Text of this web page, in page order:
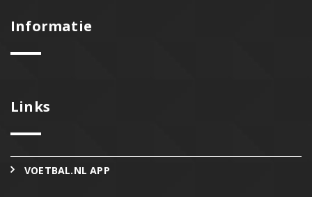
Informatie
Links
VOETBAL.NL APP